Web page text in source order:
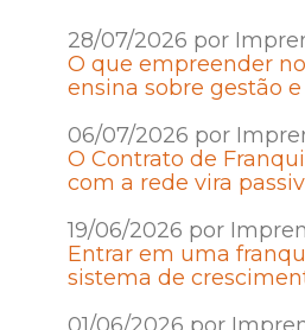
28/07/2026 por
O que empreender
ensina sobre gestão
06/07/2026 por
O Contrato de
com a rede vira
19/06/2026 por
Entrar em uma
sistema de